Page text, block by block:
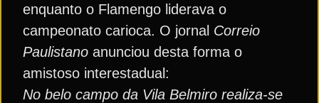
enquanto o Flamengo liderava o
campeonato carioca. O jornal Correio
Paulistano anunciou desta forma o
amistoso interestadual:
No belo campo da Vila Belmiro realiza-se